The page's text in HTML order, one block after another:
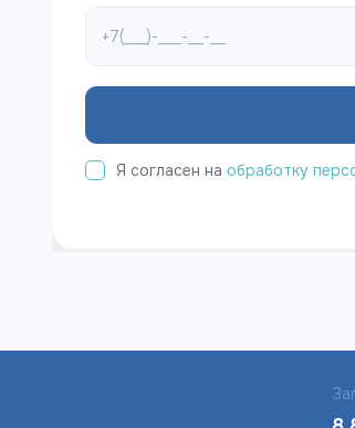
Я согласен на обработку